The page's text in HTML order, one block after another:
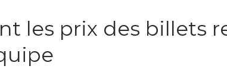
les prix des billets